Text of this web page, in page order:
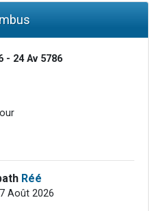
- 24 Av 5786
Réé
Août 2026